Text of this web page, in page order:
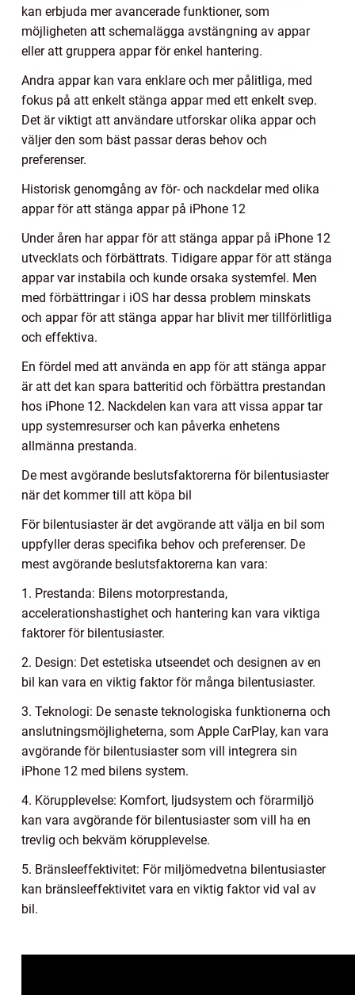
kan erbjuda mer avancerade funktioner, som
möjligheten att schemalägga avstängning av appar
eller att gruppera appar för enkel hantering.
Andra appar kan vara enklare och mer pålitliga, med
fokus på att enkelt stänga appar med ett enkelt svep.
Det är viktigt att användare utforskar olika appar och
väljer den som bäst passar deras behov och
preferenser.
Historisk genomgång av för- och nackdelar med olika
appar för att stänga appar på iPhone 12
Under åren har appar för att stänga appar på iPhone 12
utvecklats och förbättrats. Tidigare appar för att stänga
appar var instabila och kunde orsaka systemfel. Men
med förbättringar i iOS har dessa problem minskats
och appar för att stänga appar har blivit mer tillförlitliga
och effektiva.
En fördel med att använda en app för att stänga appar
är att det kan spara batteritid och förbättra prestandan
hos iPhone 12. Nackdelen kan vara att vissa appar tar
upp systemresurser och kan påverka enhetens
allmänna prestanda.
De mest avgörande beslutsfaktorerna för bilentusiaster
när det kommer till att köpa bil
För bilentusiaster är det avgörande att välja en bil som
uppfyller deras specifika behov och preferenser. De
mest avgörande beslutsfaktorerna kan vara:
1. Prestanda: Bilens motorprestanda,
accelerationshastighet och hantering kan vara viktiga
faktorer för bilentusiaster.
2. Design: Det estetiska utseendet och designen av en
bil kan vara en viktig faktor för många bilentusiaster.
3. Teknologi: De senaste teknologiska funktionerna och
anslutningsmöjligheterna, som Apple CarPlay, kan vara
avgörande för bilentusiaster som vill integrera sin
iPhone 12 med bilens system.
4. Körupplevelse: Komfort, ljudsystem och förarmiljö
kan vara avgörande för bilentusiaster som vill ha en
trevlig och bekväm körupplevelse.
5. Bränsleeffektivitet: För miljömedvetna bilentusiaster
kan bränsleeffektivitet vara en viktig faktor vid val av
bil.